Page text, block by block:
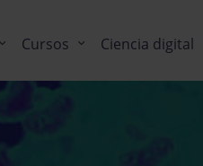
Cursos Ciencia digital